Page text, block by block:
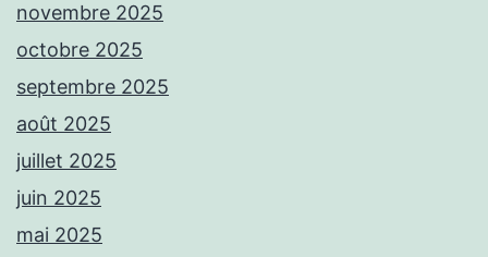
novembre 2025
octobre 2025
septembre 2025
août 2025
juillet 2025
juin 2025
mai 2025